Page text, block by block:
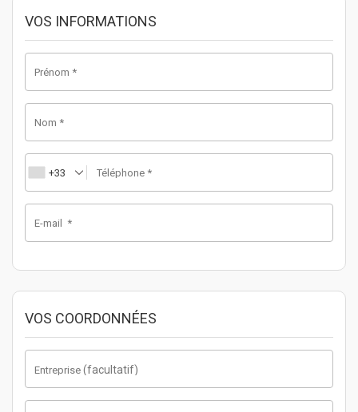
VOS INFORMATIONS
Prénom *
Nom *
Téléphone *
+33
E-mail *
VOS COORDONNÉES
Entreprise (facultatif)